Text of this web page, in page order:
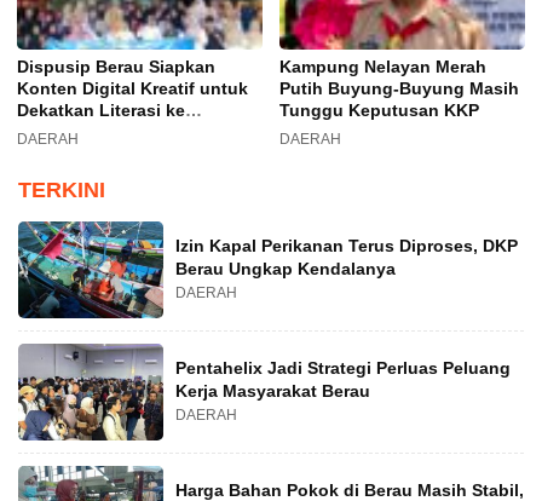
Dispusip Berau Siapkan
Konten Digital Kreatif untuk
Dekatkan Literasi ke
Generasi Muda
DAERAH
Kampung Nelayan Merah
Putih Buyung-Buyung Masih
Tunggu Keputusan KKP
DAERAH
TERKINI
Izin Kapal Perikanan Terus Diproses, DKP
Berau Ungkap Kendalanya
DAERAH
Pentahelix Jadi Strategi Perluas Peluang
Kerja Masyarakat Berau
DAERAH
Harga Bahan Pokok di Berau Masih Stabil,